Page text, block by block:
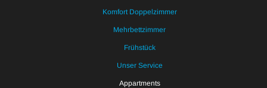
Komfort Doppelzimmer
Mehrbettzimmer
Frühstück
Unser Service
Appartments